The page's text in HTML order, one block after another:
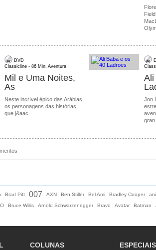
DVD
Classicline - 86 Min. Aventura
Mil e Uma Noites,
As
Neste incrível épico das Arábias,
os personagens das histórias
que j&aac...
Ali
Jon
Brad Pitt 007 AXN Ben Stiller Bel Ami Bradley Cooper
Bruce Willis Arnold Schwarzenegger Bravo Avatar Batman
COLUNAS ESPECIAIS